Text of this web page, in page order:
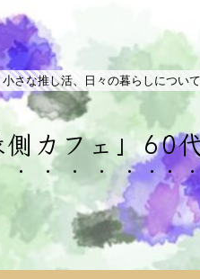
さな推し活、日々の暮らしについ
カフェ」60